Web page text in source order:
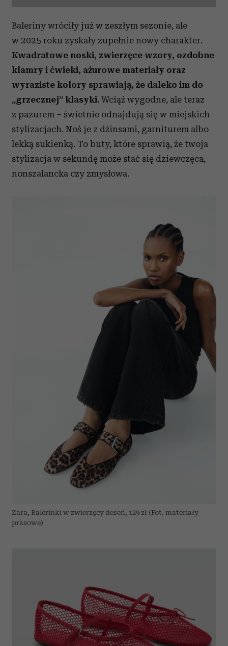
Baleriny wróciły już w zeszłym sezonie, ale
w 2025 roku zyskały zupełnie nowy charakter.
Kwadratowe noski, zwierzęce wzory, ozdobne
klamry i ćwieki, ażurowe materiały oraz
wyraziste kolory sprawiają, że daleko im do
„grzecznej” klasyki. Wciąż wygodne, ale teraz
z pazurem – świetnie odnajdują się w miejskich
stylizacjach. Noś je z dżinsami, garniturem albo
lekką sukienką. To buty, które sprawią, że twoja
stylizacja w sekundę może stać się dziewczęca,
nonszalancka czy zmysłowa.
Zara, Balerinki w zwierzęcy deseń, 129 zł (Fot. materiały
prasowe)